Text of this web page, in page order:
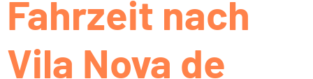
Fahrzeit nach
Vila Nova de